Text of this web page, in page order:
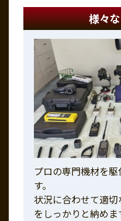
様々
プロの専門機材を
す。
状況に合わせて適
をしっかりと納めま